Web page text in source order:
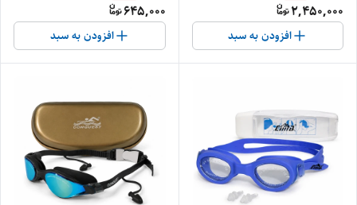
2,450,000
افزودن به سبد
645,000
افزودن به سبد